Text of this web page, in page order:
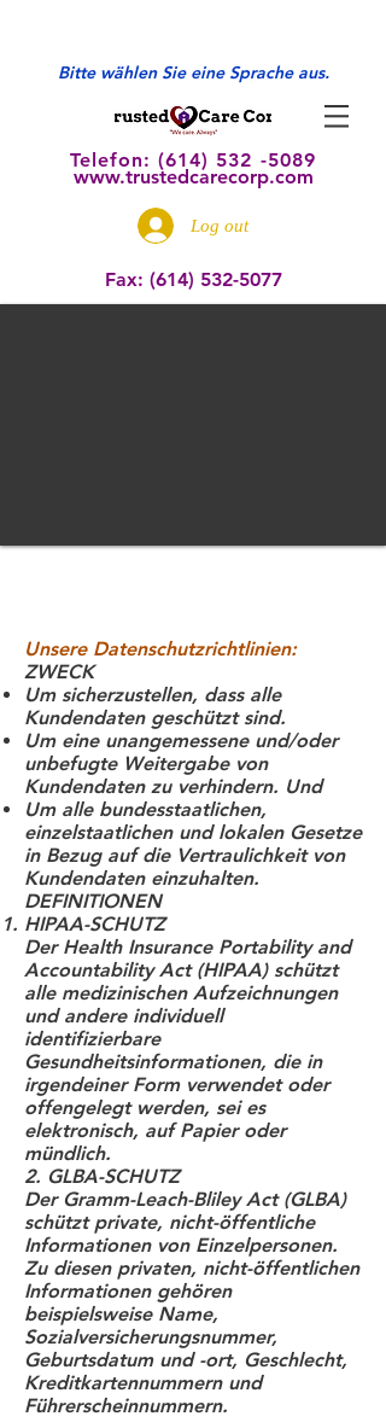
Bitte wählen Sie eine Sprache aus.
Telefon: (614) 532 -5089
www.trustedcarecorp.com
Log out
Fax: (614) 532-5077
Unsere Datenschutzrichtlinien:
ZWECK
Um sicherzustellen, dass alle
Kundendaten geschützt sind.
Um eine unangemessene und/oder
unbefugte Weitergabe von
Kundendaten zu verhindern. Und
Um alle bundesstaatlichen,
einzelstaatlichen und lokalen Gesetze
in Bezug auf die Vertraulichkeit von
Kundendaten einzuhalten.
DEFINITIONEN
HIPAA-SCHUTZ
Der Health Insurance Portability and
Accountability Act (HIPAA) schützt
alle medizinischen Aufzeichnungen
und andere individuell
identifizierbare
Gesundheitsinformationen, die in
irgendeiner Form verwendet oder
offengelegt werden, sei es
elektronisch, auf Papier oder
mündlich.
2. GLBA-SCHUTZ
Der Gramm-Leach-Bliley Act (GLBA)
schützt private, nicht-öffentliche
Informationen von Einzelpersonen.
Zu diesen privaten, nicht-öffentlichen
Informationen gehören
beispielsweise Name,
Sozialversicherungsnummer,
Geburtsdatum und -ort, Geschlecht,
Kreditkartennummern und
Führerscheinnummern.